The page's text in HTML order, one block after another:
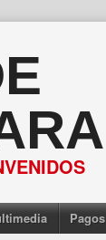
Pagos